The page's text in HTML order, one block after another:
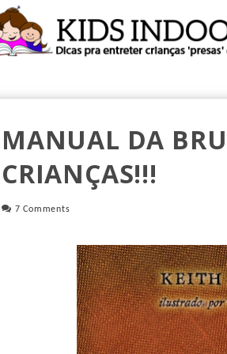
MANUAL DA
CRIANÇAS!!!
7 Comments